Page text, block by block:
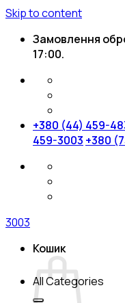
Skip to content
Замовлення
17:00.
+380 (44) 459-
459-3003 +380
3003
Кошик
All Categories